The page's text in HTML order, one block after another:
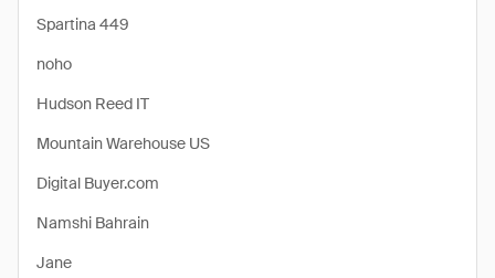
Spartina 449
noho
Hudson Reed IT
Mountain Warehouse US
Digital Buyer.com
Namshi Bahrain
Jane